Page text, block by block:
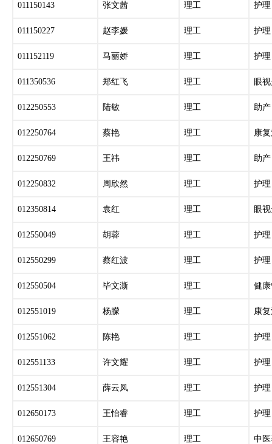
011150143 张文茜 理工 护理
011150227 赵李媛 理工 护理
011152119 马丽娇 理工 护理
011350536 郑红飞 理工 眼
012250553 陆敏 理工 助产
012250764 蔡艳 理工 康
012250769 王祎 理工 助产
012250832 周欣然 理工 护理
012350814 袁红 理工 眼
012550049 胡蓉 理工 护理
012550299 蔡红波 理工 护理
012550504 毕文澌 理工 健
012551019 杨朦 理工 康
012551062 陈艳 理工 护理
012551133 许文耀 理工 护理
012551304 薛云凤 理工 护理
012650173 王怡睿 理工 护理
012650769 王容艳 理工 中